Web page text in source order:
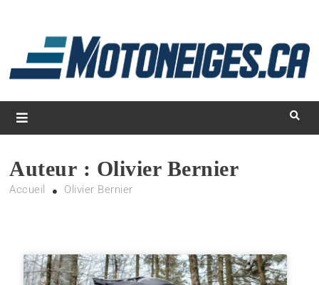
Magazine Motoneiges.ca
Auteur : Olivier Bernier
Accueil Olivier Bernier